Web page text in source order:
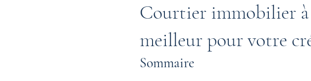
Courtier immobilier à
meilleur pour votre
Sommaire